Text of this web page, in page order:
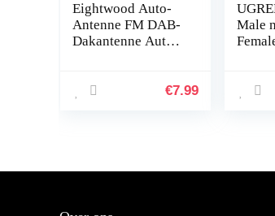
Eightwood Auto-
Antenne FM DAB-
Dakantenne Auto
Kort Met Sterke €7.99
Male